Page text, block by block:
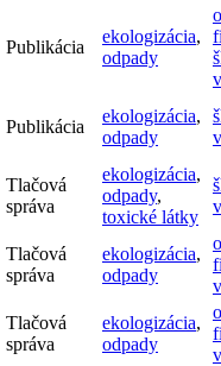
Publikácia
ekologizácia,
odpady
Publikácia
ekologizácia,
odpady
Tlačová
správa
ekologizácia,
odpady,
toxické látky
Tlačová
správa
ekologizácia,
odpady
Tlačová
správa
ekologizácia,
odpady